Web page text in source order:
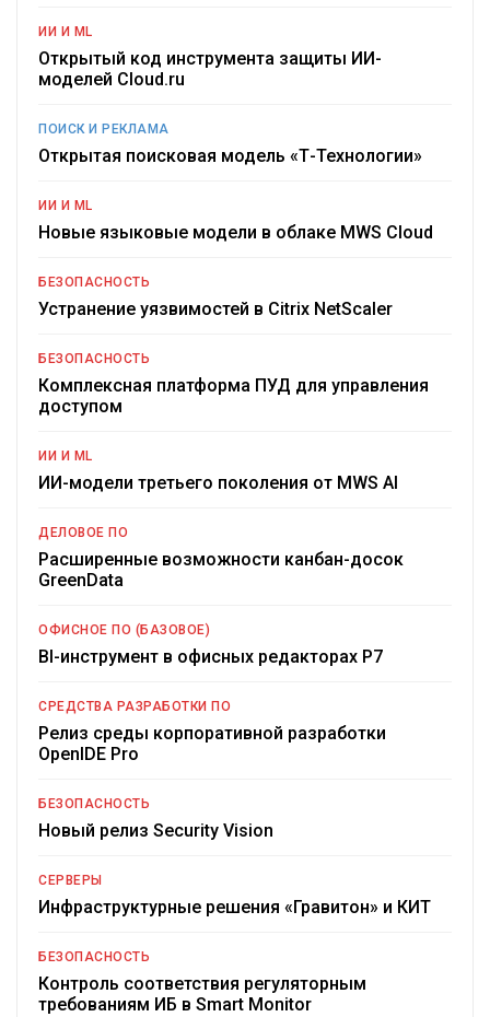
ИИ И ML
Открытый код инструмента защиты ИИ-
моделей Cloud.ru
ПОИСК И РЕКЛАМА
Открытая поисковая модель «Т-Технологии»
ИИ И ML
Новые языковые модели в облаке MWS Cloud
БЕЗОПАСНОСТЬ
Устранение уязвимостей в Citrix NetScaler
БЕЗОПАСНОСТЬ
Комплексная платформа ПУД для управления
доступом
ИИ И ML
ИИ-модели третьего поколения от MWS AI
ДЕЛОВОЕ ПО
Расширенные возможности канбан-досок
GreenData
ОФИСНОЕ ПО (БАЗОВОЕ)
BI-инструмент в офисных редакторах Р7
СРЕДСТВА РАЗРАБОТКИ ПО
Релиз среды корпоративной разработки
OpenIDE Pro
БЕЗОПАСНОСТЬ
Новый релиз Security Vision
СЕРВЕРЫ
Инфраструктурные решения «Гравитон» и КИТ
БЕЗОПАСНОСТЬ
Контроль соответствия регуляторным
требованиям ИБ в Smart Monitor